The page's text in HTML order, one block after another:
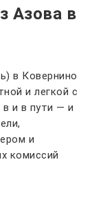
Азова в
в Ковернино
и легкой с
и в пути — и
и
комиссий